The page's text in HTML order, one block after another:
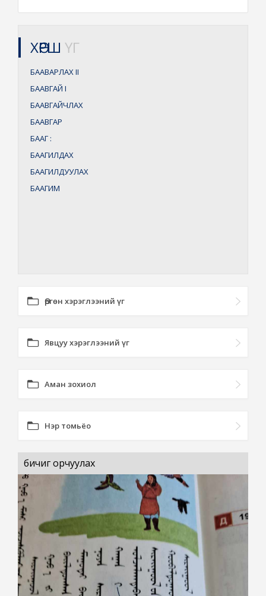
ХӨРШ ҮГ
БААВАРЛАХII
БААВГАЙ I
БААВГАЙЧЛАХ
БААВГАР
БААГ :
БААГИЛДАХ
БААГИЛДУУЛАХ
БААГИМ
Өргөн хэрэглээний үг
Явцуу хэрэглээний үг
Аман зохиол
Нэр томьёо
бичиг орчуулах